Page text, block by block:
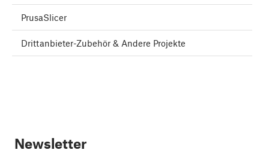
PrusaSlicer
Drittanbieter-Zubehör & Andere Projekte
Newsletter